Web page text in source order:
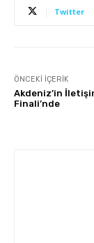
Twitter
ÖNCEKI İÇERIK
Akdeniz’in
Finali’nde